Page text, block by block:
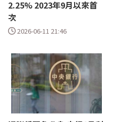
2.25% 2023年9月以來首
次
2026-06-11 21:46